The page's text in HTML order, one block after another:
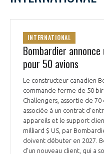
INTERNATIONAL
Bombardier
pour 50 avions
Le constructeur canadien
commande ferme de 50
Challengers, assortie de
associée à un contrat
appareils et le support
milliard $ US, par
doivent débuter en 2027.
d’un nouveau client, qui a